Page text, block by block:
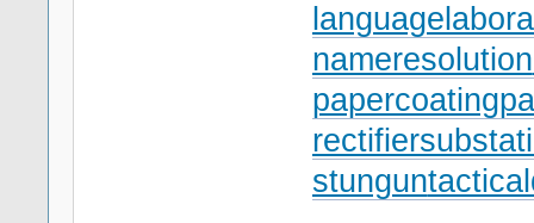
nameresolution
papercoating
stungun